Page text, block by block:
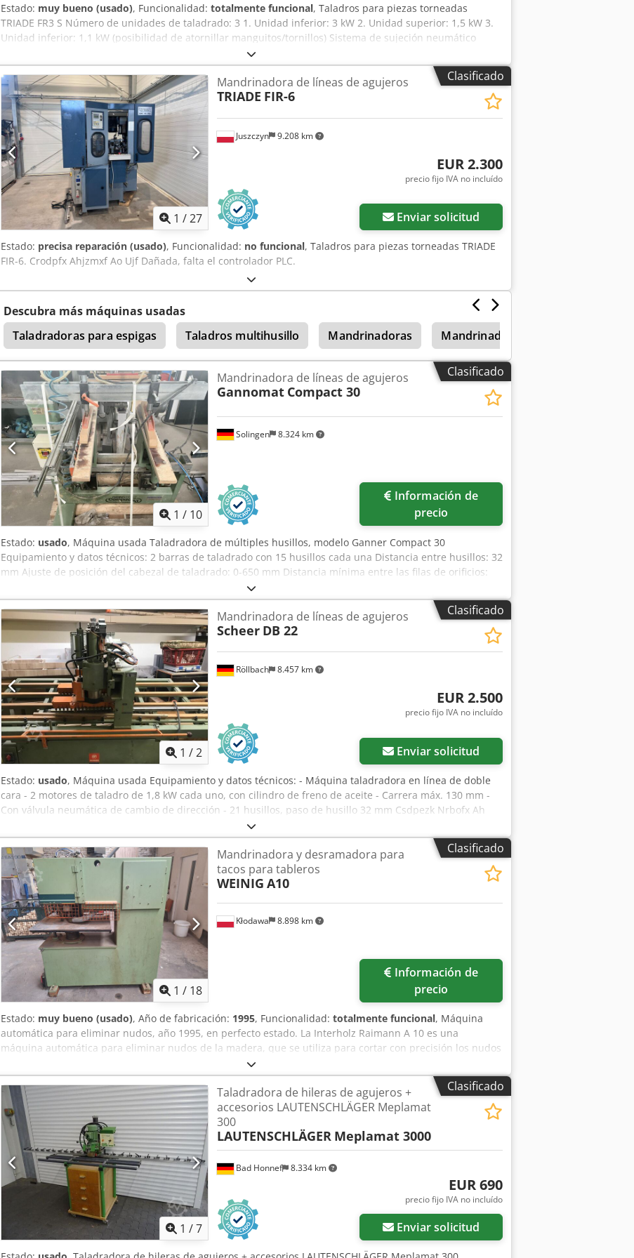
Estado: muy bueno (usado), Funcionalidad: totalmente funcional, Taladros para piezas torneadas
TRIADE FR3 S Número de unidades de taladrado: 3 1. Unidad inferior: 3 kW 2. Unidad superior: 1,5 kW 3.
Unidad inferior: 1,1 kW (posibilidad de atornillar manguitos/tornillos) Sistema de sujeción neumático
Crsdpfeznmlyjx Ah Usf Aplicación: taladrado de soportes, piezas torneadas, elementos de cortinas Peso:
1200 kg Dimensiones: 115 x 128 x 180 cm (alto)
Clasificado
1 /27
Juszczyn 9.208 km
Mandrinadora de líneas de agujeros
TRIADE FIR-6
EUR 2.300
precio fijo IVA no incluído
Enviar solicitud
Estado: precisa reparación (usado), Funcionalidad: no funcional, Taladros para piezas torneadas TRIADE
FIR-6. Crodpfx Ahjzmxf Ao Ujf Dañada, falta el controlador PLC.
Descubra más máquinas usadas
Taladradoras para espigas
Taladros multihusillo Mandrinadoras Mandrinadora
Clasificado
1 / 10
Solingen 8.324 km
Mandrinadora de líneas de agujeros
Gannomat Compact 30
precio
Estado: usado, Máquina usada Taladradora de múltiples husillos, modelo Ganner Compact 30
Equipamiento y datos técnicos: 2 barras de taladrado con 15 husillos cada una Distancia entre husillos: 32
mm Ajuste de posición del cabezal de taladrado: 0-650 mm Distancia mínima entre las filas de orificios:
190 mm Velocidad de los husillos: 2800 rpm Potencia del motor: 2 x 0,75 kW Altura máxima de sujeción de
las piezas de trabajo: 70 mm Altura de trabajo: 850 mm Conexión de aire comprimido: 6 bar Crjdpfjzk
Nwdox Ah Ujf Disponibilidad: a convenir Ubicación: Solingen
Clasificado
Pedir más fotos
1 /2
Röllbach 8.457 km
Mandrinadora de líneas de agujeros
Scheer DB 22
EUR 2.500
precio fijo IVA no incluído
Enviar solicitud
Estado: usado, Máquina usada Equipamiento y datos técnicos: - Máquina taladradora en línea de doble
cara - 2 motores de taladro de 1,8 kW cada uno, con cilindro de freno de aceite - Carrera máx. 130 mm -
Con válvula neumática de cambio de dirección - 21 husillos, paso de husillo 32 mm Csdpezk Nrbofx Ah
Uerf - Distancia máxima de taladrado 640 mm (desplazando la pieza máx. 2656 mm) - Paso de pórtico 850
mm - Consumo de aire a 5 bar aprox. 11 l por ciclo - Boquilla de aspiración 160 mm Dimensiones: aprox.
3100 x 1100 x 1800 mm Peso: aprox. 350 kg Disponibilidad: inmediata Ubicación de almacenamiento:
63934 Röllbach
Clasificado
1 / 18
Kłodawa 8.898 km
Mandrinadora y desramadora para
tacos para tableros
WEINIG A10
precio
Estado: muy bueno (usado), Año de fabricación: 1995, Funcionalidad: totalmente funcional, Máquina
automática para eliminar nudos, año 1995, en perfecto estado. La Interholz Raimann A 10 es una
máquina automática para eliminar nudos de la madera, que se utiliza para cortar con precisión los nudos
defectuosos y rellenar los huecos resultantes con piezas de madera (parches). Puede encontrar
información detallada sobre su historia y sus características técnicas en la base de datos Wood Tec Pedia
de Höchsmann, y la documentación y los esquemas en la tienda Mar-masz. Datos técnicos principales:
Propósito: Eliminar nudos e insertar tacos de reparación en madera maciza. Dimensiones de la mesa de
trabajo: Aproximadamente 640 x 470 mm. Diámetro de la broca/fresa: Estándar, entre 25 y 35 mm (según
el equipo instalado). Csdpfjzphg Uex Ah Usrf Alimentación: 380 V (trifásica). Aplicación en la producción:
Muebles y suelos: Permite la reparación estética de elementos de madera visibles. Recuperación de
materias primas: Aumenta el valor del material eliminando los defectos en lugar de desechar toda la
pieza.
Clasificado
1 /7
Bad Honnef 8.334 km
Taladradora de hileras de agujeros +
accesorios LAUTENSCHLÄGER Meplamat
300
LAUTENSCHLÄGER Meplamat 3000
EUR 690
precio fijo IVA no incluído
Enviar solicitud